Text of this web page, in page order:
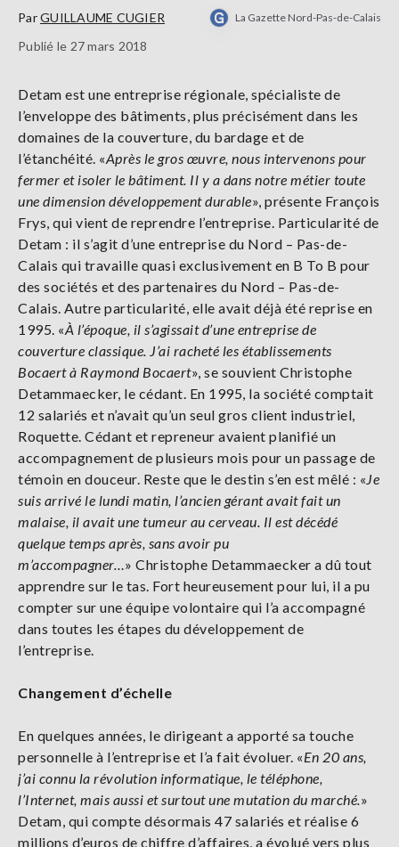
ParGUILLAUME CUGIER La Gazette Nord-Pas-de-Calais
Publié le 27 mars 2018
Detam est une entreprise régionale, spécialiste de
l’enveloppe des bâtiments, plus précisément dans les
domaines de la couverture, du bardage et de
l’étanchéité. «Après le gros œuvre, nous intervenons pour
fermer et isoler le bâtiment. Il y a dans notre métier toute
une dimension développement durable», présente François
Frys, qui vient de reprendre l’entreprise. Particularité de
Detam : il s’agit d’une entreprise du Nord – Pas-de-
Calais qui travaille quasi exclusivement en B To B pour
des sociétés et des partenaires du Nord – Pas-de-
Calais. Autre particularité, elle avait déjà été reprise en
1995. «À l’époque, il s’agissait d’une entreprise de
couverture classique. J’ai racheté les établissements
Bocaert à Raymond Bocaert», se souvient Christophe
Detammaecker, le cédant. En 1995, la société comptait
12 salariés et n’avait qu’un seul gros client industriel,
Roquette. Cédant et repreneur avaient planifié un
accompagnement de plusieurs mois pour un passage de
témoin en douceur. Reste que le destin s’en est mêlé : « Je
suis arrivé le lundi matin, l’ancien gérant avait fait un
malaise, il avait une tumeur au cerveau. Il est décédé
quelque temps après, sans avoir pu
m’accompagner… » Christophe Detammaecker a dû tout
apprendre sur le tas. Fort heureusement pour lui, il a pu
compter sur une équipe volontaire qui l’a accompagné
dans toutes les étapes du développement de
l’entreprise.
Changement d’échelle
En quelques années, le dirigeant a apporté sa touche
personnelle à l’entreprise et l’a fait évoluer. «En 20 ans,
j’ai connu la révolution informatique, le téléphone,
l’Internet, mais aussi et surtout une mutation du marché. »
Detam, qui compte désormais 47 salariés et réalise 6
millions d’euros de chiffre d’affaires, a évolué vers plus